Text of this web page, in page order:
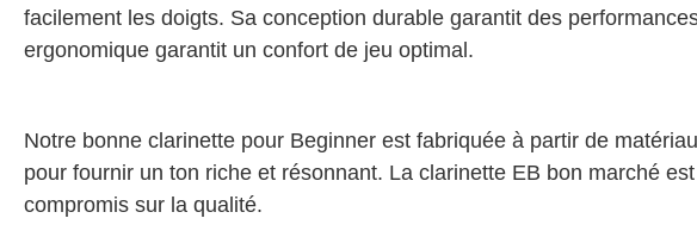
facilement les doigts. Sa conception durable garantit des
ergonomique garantit un confort de jeu optimal.
Notre bonne clarinette pour Beginner est fabriquée à partir de
pour fournir un ton riche et résonnant. La clarinette EB bon marché
compromis sur la qualité.